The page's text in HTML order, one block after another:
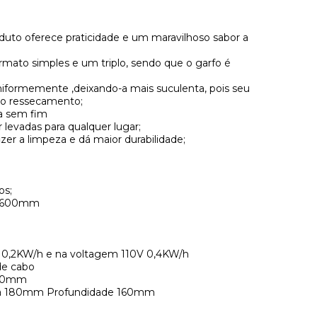
oferece praticidade e um maravilhoso sabor a
simples e um triplo, sendo que o garfo é
,deixando-a mais suculenta, pois seu
ressecamento;
sem fim
para qualquer lugar;
a limpeza e dá maior durabilidade;
h e na voltagem 110V 0,4KW/h
cabo
180mm Profundidade 160mm